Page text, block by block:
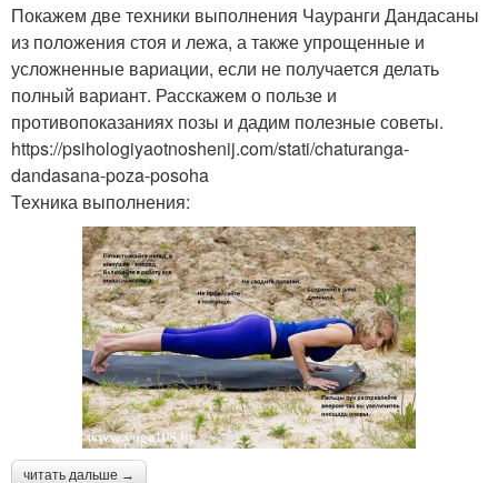
Покажем две техники выполнения Чауранги Дандасаны
из положения стоя и лежа, а также упрощенные и
усложненные вариации, если не получается делать
полный вариант. Расскажем о пользе и
противопоказаниях позы и дадим полезные советы.
https://psihologiyaotnoshenij.com/stati/chaturanga-
dandasana-poza-posoha
Техника выполнения:
читать дальше →